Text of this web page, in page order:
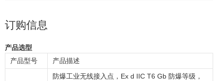
订购信息
产品选型
产品型号
产品描述
防爆工业无线接入点，Ex d IIC T6 Gb 防爆等级，